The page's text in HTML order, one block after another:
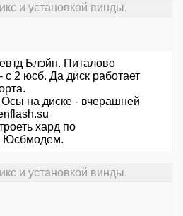
и установкой винды.
Блэйн. Питалово
с 2 юсб. Да диск работает
на диске - вчерашней
хард по
Юсбмодем.
и установкой винды.